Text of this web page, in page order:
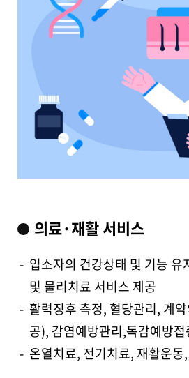
의료·재활 서비스
- 입소자의 건강상태 및 기능 유
및 물리치료 서비스 제공
- 활력징후 측정, 혈당관리, 계
공), 감염예방관리,독감예방접
- 온열치료, 전기치료, 재활운